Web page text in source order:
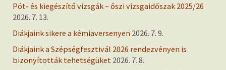
Pót- és kiegészítő vizsgák – őszi vizsgaidőszak 2025/26
2026. 7. 13.
Diákjaink sikere a kémiaversenyen 2026. 7. 9.
Diákjaink a Szépségfesztivál 2026 rendezvényen is
bizonyították tehetségüket 2026. 7. 8.